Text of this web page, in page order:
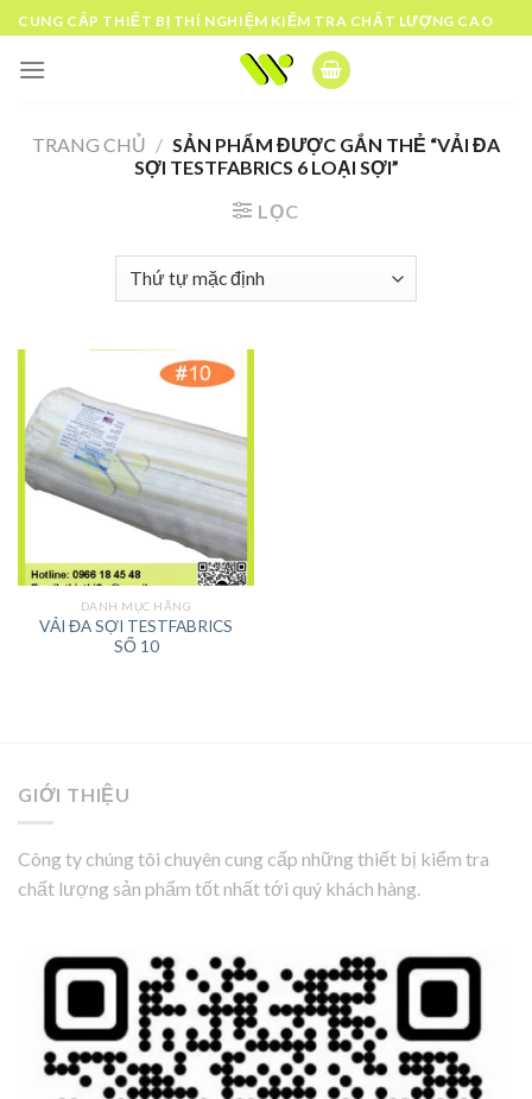
Skip
to
content
CUNG CẤP THIẾT BỊ THÍ NGHIỆM KIỂM TRA CHẤT LƯỢNG CAO
TRANG CHỦ / SẢN PHẨM ĐƯỢC GẮN THẺ “VẢI ĐA
SỢI TESTFABRICS 6 LOẠI SỢI”
LỌC
DANH MỤC HÃNG
VẢI ĐA SỢI TESTFABRICS
SỐ 10
GIỚI THIỆU
Công ty chúng tôi chuyên cung cấp những thiết bị kiểm tra
chất lượng sản phẩm tốt nhất tới quý khách hàng.